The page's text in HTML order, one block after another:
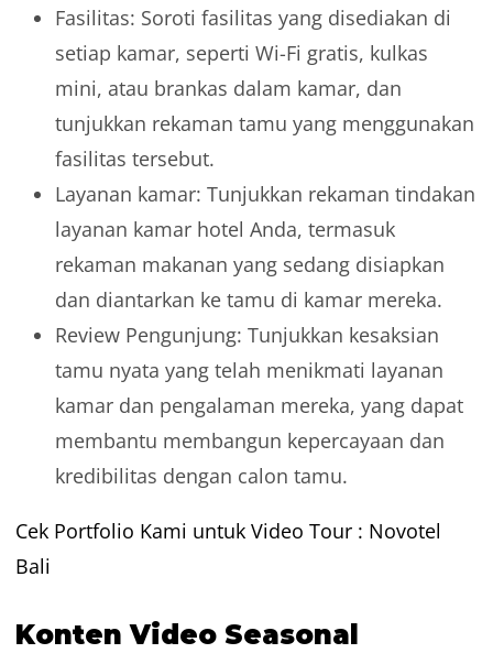
Fasilitas: Soroti fasilitas yang disediakan di
setiap kamar, seperti Wi-Fi gratis, kulkas
mini, atau brankas dalam kamar, dan
tunjukkan rekaman tamu yang menggunakan
fasilitas tersebut.
Layanan kamar: Tunjukkan rekaman tindakan
layanan kamar hotel Anda, termasuk
rekaman makanan yang sedang disiapkan
dan diantarkan ke tamu di kamar mereka.
Review Pengunjung: Tunjukkan kesaksian
tamu nyata yang telah menikmati layanan
kamar dan pengalaman mereka, yang dapat
membantu membangun kepercayaan dan
kredibilitas dengan calon tamu.
Cek Portfolio Kami untuk Video Tour : Novotel
Bali
Konten Video Seasonal